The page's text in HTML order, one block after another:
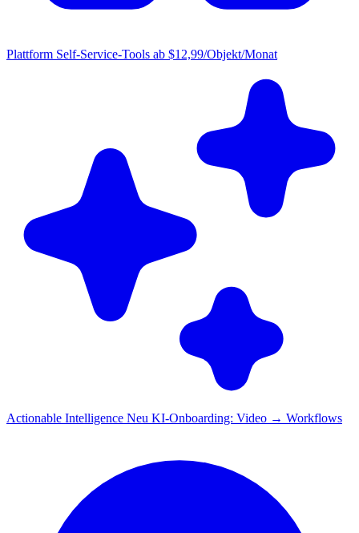
Plattform Self-Service-Tools ab $12,99/Objekt/Monat
Actionable Intelligence Neu KI-Onboarding: Video → Workflows